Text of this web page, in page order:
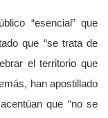
“esencial” que
que “se trata de
el territorio que
han apostillado
que “no se